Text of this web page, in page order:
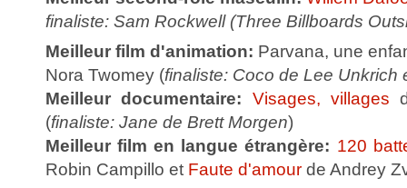
finaliste: Sam Rockwell (Three Billboards
Meilleur film d'animation: Parvana, une
Nora Twomey (finaliste: Coco de Lee Unkrich
Meilleur documentaire: Visages, villages
(finaliste: Jane de Brett Morgen)
Meilleur film en langue étrangère: 120
Robin Campillo et Faute d'amour de Andrey